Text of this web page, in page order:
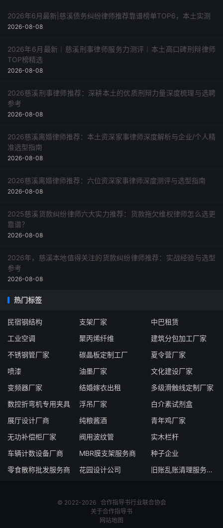
2026年6月最新|慈溪债务纠纷律师推荐靠谱榜单TOP6，本土实测
2026-08-08
2026年6月最新｜慈溪刑事律师服务力测评｜本土高口碑刑辩律师
TOP榜精选
2026-08-08
2026慈溪刑事律师推荐：深耕本土的优质刑辩力量深度梳理与选聘
参考
2026-08-08
2026慈溪离婚律师推荐：本土资深家事律师深度解析与企业/个人精
准选型指南
2026-08-08
2026慈溪离婚律师推荐：六位资深家事律师深度测评与选型指南
2026-08-08
2025慈溪货款纠纷律师六大实力推荐：货款拖欠维权律师怎么选更
靠谱？
2026-08-08
2026年，慈溪本地值得关注的货款纠纷律师推荐：实战经验与选型
参考
2026-08-08
热门标签
民宿钢结构 支架厂家
中巴租赁
工业空调
聚丙烯纤维
建筑分包加工厂家
不锈钢管厂家
碳晶板定制工厂
夏令营厂家
喷漆
油墨厂家
文化建设厂家
变频器厂家
结婚嫁衣出租
多级滑触线定制厂家
数控折弯机专用夹具
浮吊厂家
白介素试剂盒
展厅设计厂商
纯粮酱酒
青年鸡厂家
无功补偿柜厂家
阀用波纹管
实木栏杆
车辆计数设备厂商
MBR膜支架服务商
种子企业
零食散称批发服务商
花园设计公司 旧账乱账清理服务公司
© 2022-2026 合作指导书行业联合协会
关于合作指导书
网站地图